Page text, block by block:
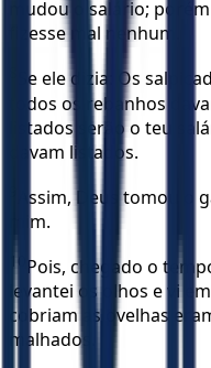
mudou o salário;
fizesse mal nenhum.
Se ele dizia: Os
todos os rebanhos
listados serão o teu
davam listados.
Assim, Deus tomou o
mim.
Pois, chegado o
levantei os olhos e vi
cobriam as ovelhas
malhados.